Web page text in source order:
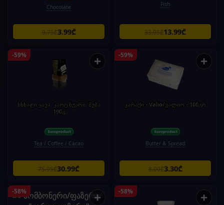
Chocolate
9.75₾3.99₾
Fish
33.95₾13.99₾
-59% +
ხსნადი ყავა 'კარტ ნუარი' შუშა
190გ
Tea / Coffee / Cacao
75.95₾30.99₾
-59% +
კარაქი - Valio/ვალიო - 100გრ
Butter & Spread
8.00₾3.30₾
-58% + -58% +